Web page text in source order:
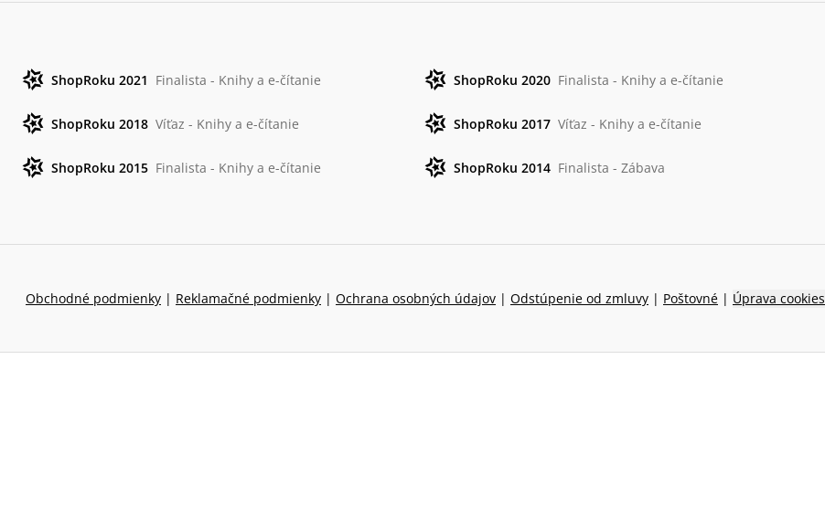
ShopRoku 2021 Finalista - Knihy a e-čítanie ShopRoku 2020 Finalista - Knihy a e-čítanie
ShopRoku 2018 Víťaz - Knihy a e-čítanie ShopRoku 2017 Víťaz - Knihy a e-čítanie
ShopRoku 2015 Finalista - Knihy a e-čítanie ShopRoku 2014 Finalista - Zábava
Obchodné podmienky | Reklamačné podmienky | Ochrana osobných údajov | Odstúpenie od zmluvy | Poštovné | Úprava cookies